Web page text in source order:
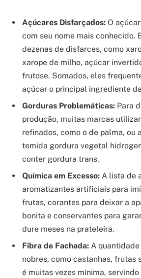
Açúcares Disfarçados: O
com seu nome mais conhecido.
dezenas de disfarces, como
xarope de milho, açúcar
frutose. Somados, eles
açúcar o principal ingrediente
Gorduras Problemáticas: Para
produção, muitas marcas
refinados, como o de palma, ou
temida gordura vegetal
conter gordura trans.
Química em Excesso: A lista de
aromatizantes artificiais para
frutas, corantes para deixar a
bonita e conservantes para
dure meses na prateleira.
Fibra de Fachada: A
nobres, como castanhas, frutas
é muitas vezes mínima,